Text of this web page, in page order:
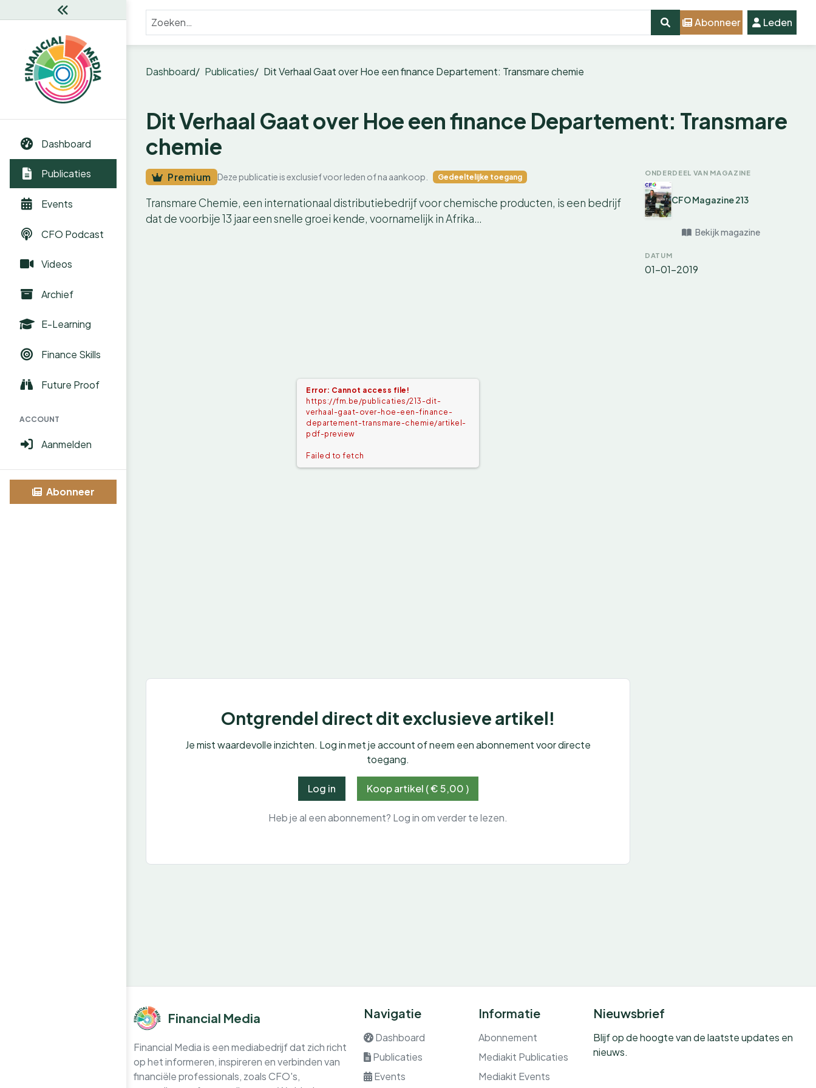
Dashboard
Publicaties
Events
CFO Podcast
Videos
Archief
E-Learning
Finance Skills
Future Proof
ACCOUNT
Aanmelden
Abonneer
Abonneer Leden
Dashboard Publicaties Dit Verhaal Gaat over Hoe een finance Departement: Transmare chemie
Dit Verhaal Gaat over Hoe een finance Departement: Transmare
chemie
Premium Deze publicatie is exclusief voor leden of na aankoop. Gedeeltelijke toegang
Transmare Chemie, een internationaal distributiebedrijf voor chemische producten, is een bedrijf
dat de voorbije 13 jaar een snelle groei kende, voornamelijk in Afrika…
Error: Cannot access file!
https://fm.be/publicaties/213-dit-
verhaal-gaat-over-hoe-een-finance-
departement-transmare-chemie/artikel-
pdf-preview
Failed to fetch
Ontgrendel direct dit exclusieve artikel!
Je mist waardevolle inzichten. Log in met je account of neem een abonnement voor directe
toegang.
Log in Koop artikel ( € 5,00 )
Heb je al een abonnement? Log in om verder te lezen.
ONDERDEEL VAN MAGAZINE
CFO Magazine 213
Bekijk magazine
DATUM
01-01-2019
Financial Media
Financial Media is een mediabedrijf dat zich richt
op het informeren, inspireren en verbinden van
financiële professionals, zoals CFO's,
Navigatie
Dashboard
Publicaties
Events
Informatie
Abonnement
Mediakit Publicaties
Mediakit Events
Nieuwsbrief
Blijf op de hoogte van de laatste updates en
nieuws.